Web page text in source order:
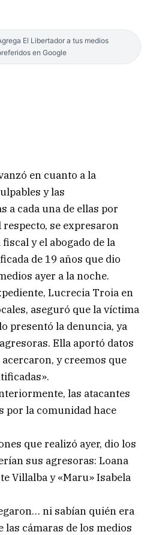
El Libertador a tus medios
en Google
en cuanto a la
y las
a cada una de ellas por
se expresaron
y el abogado de la
de 19 años que dio
ayer a la noche.
Lucrecia Troia en
aseguró que la víctima
presentó la denuncia, ya
Ella aportó datos
y creemos que
las atacantes
por la comunidad hace
que realizó ayer, dio los
sus agresoras: Loana
Villalba y «Maru» Isabela
ni sabían quién era
las cámaras de los medios